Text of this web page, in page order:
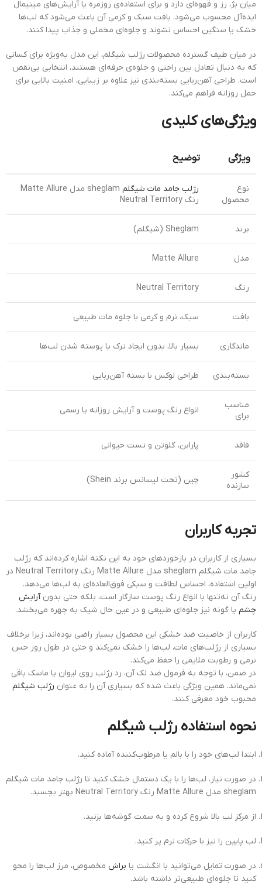
میان بژ، رز و قهوه‌ای دارد و برای استفاده‌ی روزمره یا آرایش‌های مینیمال
ایده‌آل محسوب می‌شود. بافت سبک و کرمی آن باعث می‌شود که لب‌ها
خشک یا سنگین احساس نشوند و جلوه‌ای مخملی و جذاب پیدا کنند.
در میان طیف گسترده محصولات رژلب شیگلم، این مدل به‌ویژه برای کسانی
که به دنبال تعادل بین راحتی و جلوه‌ی حرفه‌ای هستند، انتخابی بی‌نقص
است. طراحی آهن‌ربایی بسته‌بندی نیز علاوه بر زیبایی، امنیت بالایی برای
حمل روزانه فراهم می‌کند.
ویژگی‌های کلیدی
ویژگی توضیح
نوع
محصول
رژلب جامد مات شیگلم
sheglam مدل Matte Allure
رنگ Neutral Territory
برند Sheglam (شیگلم)
مدل Matte Allure
رنگ Neutral Territory
بافت سبک، نرم و کرمی با جلوه مات طبیعی
ماندگاری بسیار بالا، بدون ایجاد ترک یا پوسته شدن لب‌ها
بسته‌بندی طراحی لوکس با بسته آهن‌ربایی
مناسب
برای
انواع رنگ پوست و آرایش روزانه یا رسمی
فاقد پارابن، گلوتن و تست حیوانی
کشور
سازنده
چین (تحت لیسانس برند Shein)
تجربه کاربران
بسیاری از کاربران در بازخوردهای خود به این نکته اشاره کرده‌اند که رژلب
جامد مات شیگلم sheglam مدل Matte Allure رنگ Neutral Territory در
اولین استفاده، احساس لطافت و سبکی فوق‌العاده‌ای به لب‌ها می‌دهد.
رنگ آن نه‌تنها با انواع رنگ پوست سازگار است، بلکه حتی بدونآرایش
چشم یا گونه نیز جلوه‌ای طبیعی و در عین حال شیک به چهره می‌بخشد.
کاربران از خاصیت ضد خشکی این محصول بسیار راضی بوده‌اند، زیرا برخلاف
بسیاری از رژلب‌های مات، لب‌ها را خشک نمی‌کند و حتی در طول روز حس
نرمی و رطوبت ملایمی را حفظ می‌کند.
در ضمن، با توجه به فرمول ضد لک آن، رد رژلب روی لیوان یا ماسک باقی
نمی‌ماند. همین ویژگی باعث شده که بسیاری آن را به عنوان رژلب شیگلم
محبوب خود معرفی کنند.
نحوه استفاده رژلب شیگلم
ابتدا لب‌های خود را با بالم یا مرطوب‌کننده آماده کنید.
در صورت نیاز، لب‌ها را با یک دستمال خشک کنید تا رژلب جامد مات شیگلم
sheglam مدل Matte Allure رنگ Neutral Territory بهتر بچسبد.
از مرکز لب بالا شروع کرده و به سمت گوشه‌ها بزنید.
لب پایین را نیز با حرکات نرم پر کنید.
در صورت تمایل می‌توانید با انگشت یا براش مخصوص، مرز لب‌ها را محو
کنید تا جلوه‌ای طبیعی‌تر داشته باشد.